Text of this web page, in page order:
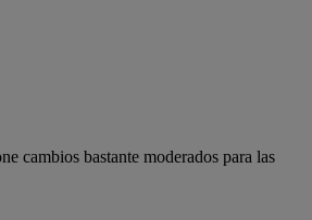
cambios bastante moderados para las